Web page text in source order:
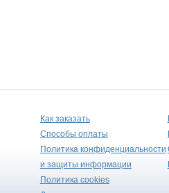
Как заказать
Способы оплаты
Политика конфиденциальности
и защиты информации
Политика cookies